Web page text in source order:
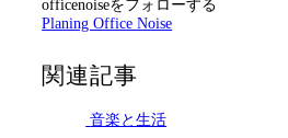
officenoiseをフォローする
Planing Office Noise
関連記事
音楽と生活